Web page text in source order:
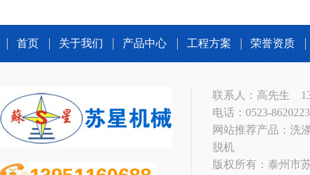
首页 关于我们 产品中心 工程方案 荣誉资质
联系人：高先生
电话：0523-
网站推荐产品：洗
脱机
版权所有：泰州市